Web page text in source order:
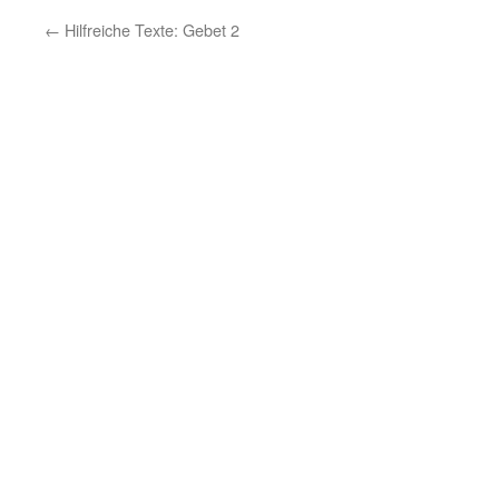
← Hilfreiche Texte: Gebet 2